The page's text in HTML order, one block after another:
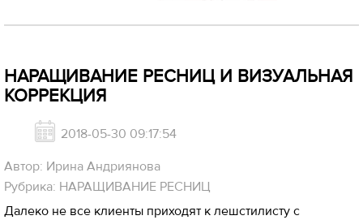
НАРАЩИВАНИЕ РЕСНИЦ И ВИЗУАЛЬНАЯ
КОРРЕКЦИЯ
2018-05-30 09:17:54
Автор: Ирина Андриянова
Рубрика: НАРАЩИВАНИЕ РЕСНИЦ
Далеко не все клиенты приходят к лешстилисту с